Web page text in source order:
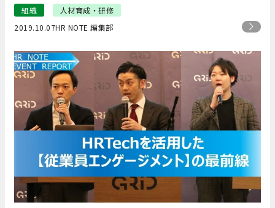
組織
人材育成・研修
2019.10.07HR NOTE 編集部